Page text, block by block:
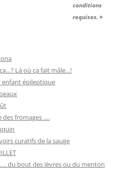
conditions
requises. »
ça…? Là où ça fait mâle…!
enfant épileptique
des fromages ….
curatifs de la sauge
du bout des lèvres ou du menton